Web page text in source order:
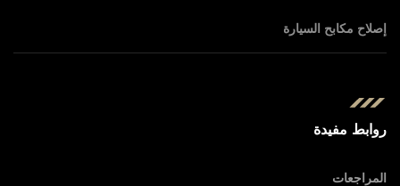
إصلاح مكابح السيارة
روابط مفيدة
المراجعات